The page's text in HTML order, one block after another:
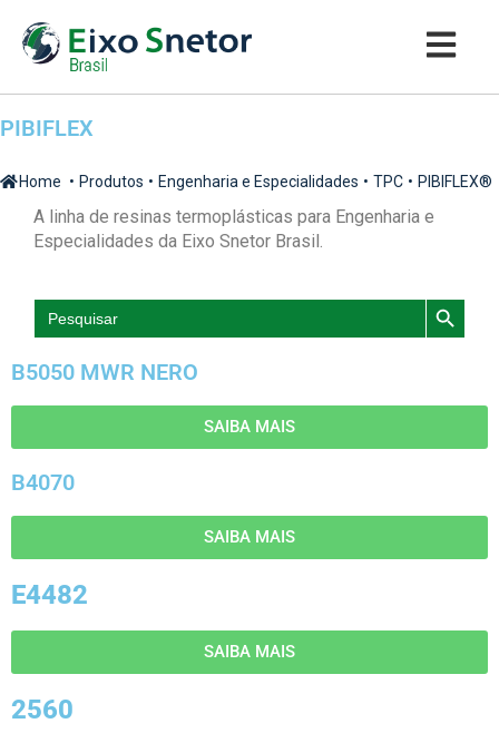
PIBIFLEX
Home • Produtos • Engenharia e Especialidades • TPC • PIBIFLEX®
A linha de resinas termoplásticas para Engenharia e
Especialidades da Eixo Snetor Brasil.
Search
for:
SEARCH BUTTON
B5050 MWR NERO
SAIBA MAIS
B4070
SAIBA MAIS
E4482
SAIBA MAIS
2560